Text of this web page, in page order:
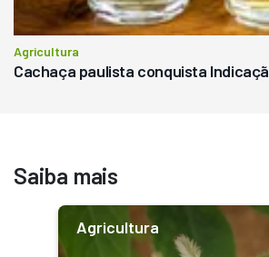
Agricultura
Cachaça paulista conquista
Saiba mais
Agricultura